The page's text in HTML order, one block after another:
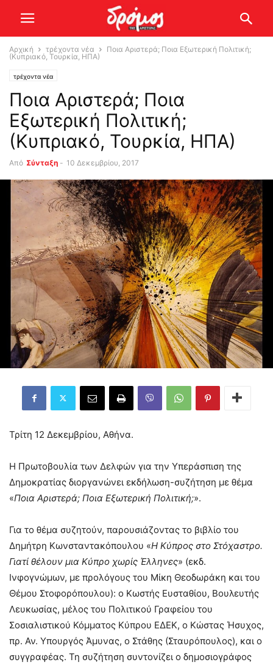
Αρχική τρέχοντα νέα
Ποια Αριστερά; Ποια Εξωτερική Πολιτική;
(Κυπριακό, Τουρκία, ΗΠΑ)
τρέχοντα νέα
Ποια Αριστερά; Ποια
Εξωτερική Πολιτική;
(Κυπριακό, Τουρκία, ΗΠΑ)
Από Σύνταξη - 10 Δεκεμβρίου, 2017
Τρίτη 12 Δεκεμβρίου, Αθήνα.
Η Πρωτοβουλία των Δελφών για την Υπεράσπιση της
Δημοκρατίας διοργανώνει εκδήλωση-συζήτηση με θέμα
«Ποια Αριστερά; Ποια Εξωτερική Πολιτική;».
Για το θέμα συζητούν, παρουσιάζοντας το βιβλίο του
Δημήτρη Κωνσταντακόπουλου «Η Κύπρος στο Στόχαστρο.
Γιατί θέλουν μια Κύπρο χωρίς Έλληνες» (εκδ.
Ινφογνώμων, με προλόγους του Μίκη Θεοδωράκη και του
Θέμου Στoφορόπουλου): ο Κωστής Ευσταθίου, Βουλευτής
Λευκωσίας, μέλος του Πολιτικού Γραφείου του
Σοσιαλιστικού Κόμματος Κύπρου ΕΔΕΚ, ο Κώστας Ήσυχος,
πρ. Αν. Υπουργός Άμυνας, ο Στάθης (Σταυρόπουλος), και ο
συγγραφέας. Τη συζήτηση συντονίζει ο δημοσιογράφος